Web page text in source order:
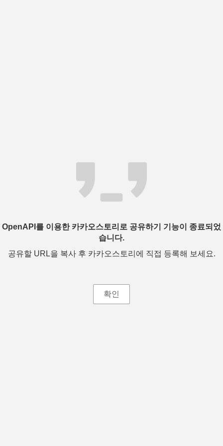
OpenAPI를 이용한 카카오스토리로 공유하기 기능이 종료되었
습니다.
공유할 URL을 복사 후 카카오스토리에 직접 등록해 보세요.
확인